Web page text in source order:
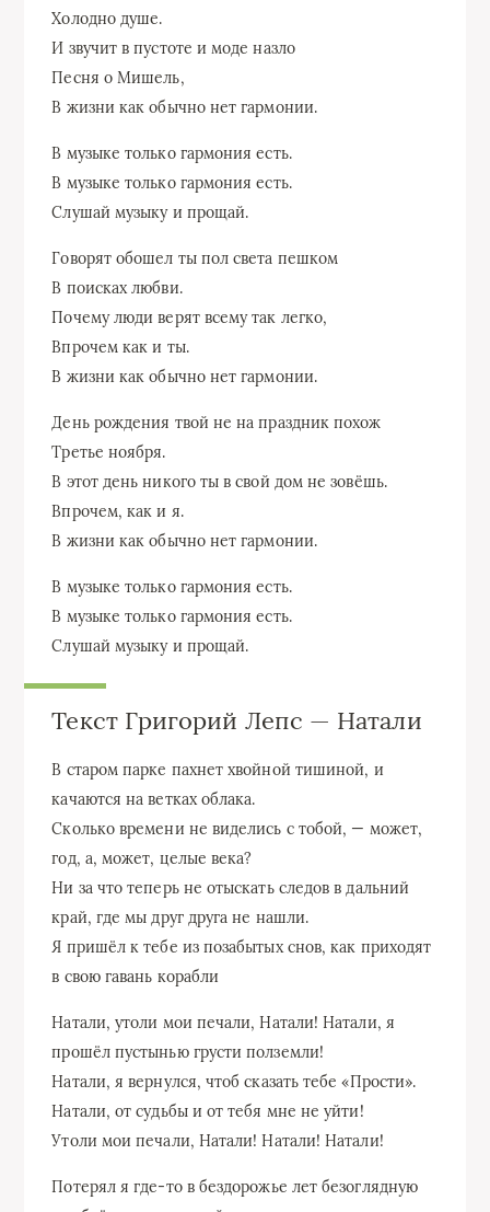
Холодно душе.
И звучит в пустоте и моде назло
Песня о Мишель,
В жизни как обычно нет гармонии.
В музыке только гармония есть.
В музыке только гармония есть.
Слушай музыку и прощай.
Говорят обошел ты пол света пешком
В поисках любви.
Почему люди верят всему так легко,
Впрочем как и ты.
В жизни как обычно нет гармонии.
День рождения твой не на праздник похож
Третье ноября.
В этот день никого ты в свой дом не зовёшь.
Впрочем, как и я.
В жизни как обычно нет гармонии.
В музыке только гармония есть.
В музыке только гармония есть.
Слушай музыку и прощай.
Текст Григорий Лепс — Натали
В старом парке пахнет хвойной тишиной, и
качаются на ветках облака.
Сколько времени не виделись с тобой, — может,
год, а, может, целые века?
Ни за что теперь не отыскать следов в дальний
край, где мы друг друга не нашли.
Я пришёл к тебе из позабытых снов, как приходят
в свою гавань корабли
Натали, утоли мои печали, Натали! Натали, я
прошёл пустынью грусти полземли!
Натали, я вернулся, чтоб сказать тебе «Прости».
Натали, от судьбы и от тебя мне не уйти!
Утоли мои печали, Натали! Натали! Натали!
Потерял я где-то в бездорожье лет безоглядную